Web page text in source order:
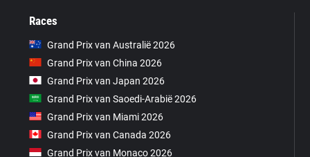
Races
Grand Prix van Australië 2026
Grand Prix van China 2026
Grand Prix van Japan 2026
Grand Prix van Saoedi-Arabië 2026
Grand Prix van Miami 2026
Grand Prix van Canada 2026
Grand Prix van Monaco 2026